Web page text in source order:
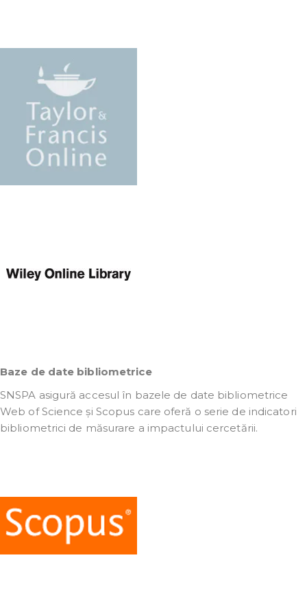
Baze de date bibliometrice
SNSPA asigură accesul în bazele de date bibliometrice
Web of Science și Scopus care oferă o serie de indicatori
bibliometrici de măsurare a impactului cercetării.